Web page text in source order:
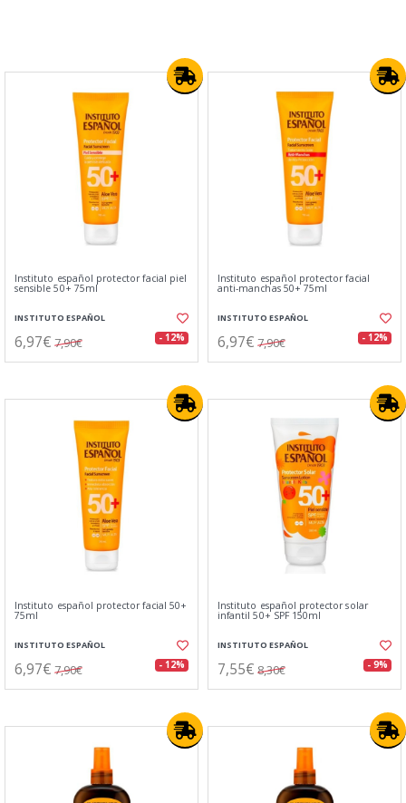
Instituto español protector facial piel
sensible 50+ 75ml
INSTITUTO ESPAÑOL
6,97€ 7,90€ - 12%
Instituto español protector facial
anti-manchas 50+ 75ml
INSTITUTO ESPAÑOL
6,97€ 7,90€ - 12%
Instituto español protector facial 50+
75ml
INSTITUTO ESPAÑOL
6,97€ 7,90€ - 12%
Instituto español protector solar
infantil 50+ SPF 150ml
INSTITUTO ESPAÑOL
7,55€ 8,30€ - 9%